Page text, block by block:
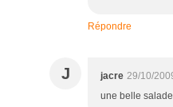
Répondre
J jacre 29/10/
une belle